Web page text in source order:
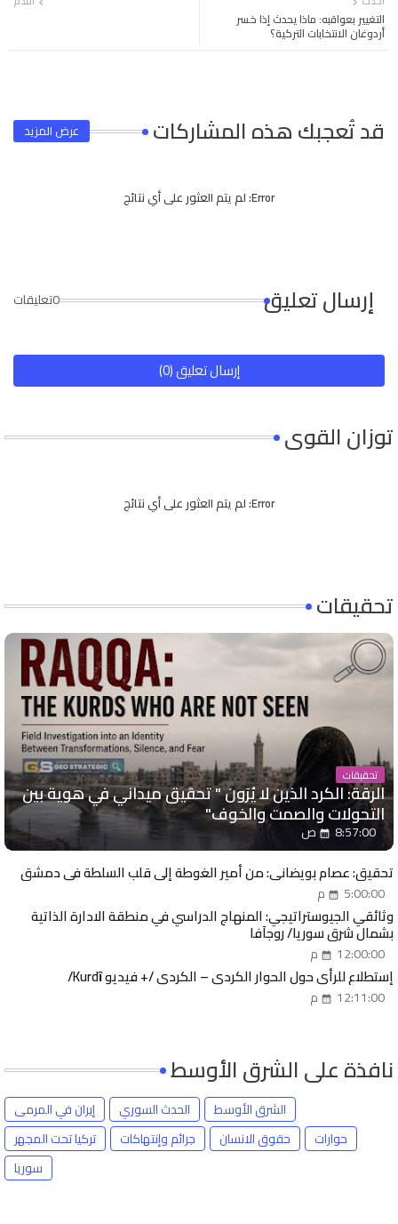
tter
ats
التغيير بعواقبه: ماذا يحدث إذا خسر
أردوغان الانتخابات التركية؟
قد تُعجبك هذه المشاركات عرض المزيد
Error: لم يتم العثور على أي نتائج
إرسال تعليق 0تعليقات
إرسال تعليق (0)
توزان القوى
Error: لم يتم العثور على أي نتائج
تحقيقات
تحقيقات
الرقة: الكرد الذين لا يُرَون " تحقيق ميداني في هوية بين
التحولات والصمت والخوف"
8:57:00 ص
تحقيق: عصام بويضاني: من أمير الغوطة إلى قلب السلطة في دمشق
5:00:00 م
وثائقي الجيوستراتيجي: المنهاج الدراسي في منطقة الادارة الذاتية
بشمال شرق سوريا/ روجآفا
12:00:00 م
إستطلاع للرأي حول الحوار الكردي – الكردي /+ فيديو Kurdȋ/
12:11:00 م
نافذة على الشرق الأوسط
إيران في المرمى الحدث السوري
الشرق الأوسط
تركيا تحت المجهر
جرائم وإنتهاكات حقوق الانسان
حوارات
سوريا